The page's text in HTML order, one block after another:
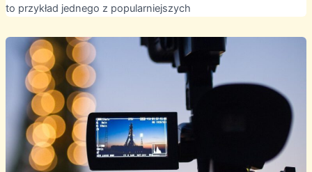
to przykład jednego z popularniejszych